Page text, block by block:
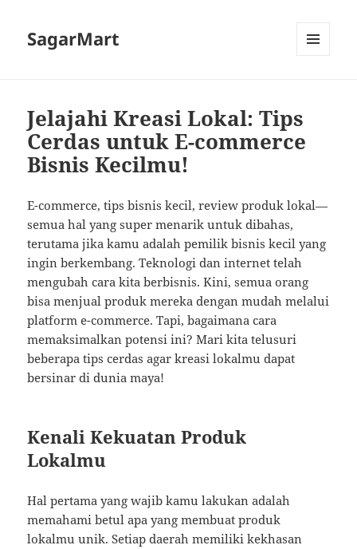
SagarMart
Jelajahi Kreasi Lokal: Tips
Cerdas untuk E-commerce
Bisnis Kecilmu!
E-commerce, tips bisnis kecil, review produk lokal—
semua hal yang super menarik untuk dibahas,
terutama jika kamu adalah pemilik bisnis kecil yang
ingin berkembang. Teknologi dan internet telah
mengubah cara kita berbisnis. Kini, semua orang
bisa menjual produk mereka dengan mudah melalui
platform e-commerce. Tapi, bagaimana cara
memaksimalkan potensi ini? Mari kita telusuri
beberapa tips cerdas agar kreasi lokalmu dapat
bersinar di dunia maya!
Kenali Kekuatan Produk
Lokalmu
Hal pertama yang wajib kamu lakukan adalah
memahami betul apa yang membuat produk
lokalmu unik. Setiap daerah memiliki kekhasan